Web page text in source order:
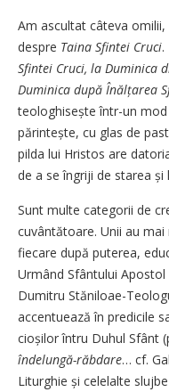
Am ascultat câteva
despre Taina Sfintei Cruci.
Sfintei Cruci, la Duminica
Duminica după Înălțarea
teolo­ghisește într-un
părintește, cu glas de
pilda lui Hristos are
de a se îngriji de starea
Sunt multe categorii de
cuvântătoare. Unii au
fiecare după puterea,
Urmând Sfântului
Dumitru Stăniloae-
accentuează în predicile
cioșilor întru Duhul Sfânt
îndelungă-răbdare… cf.
Liturghie și celelalte